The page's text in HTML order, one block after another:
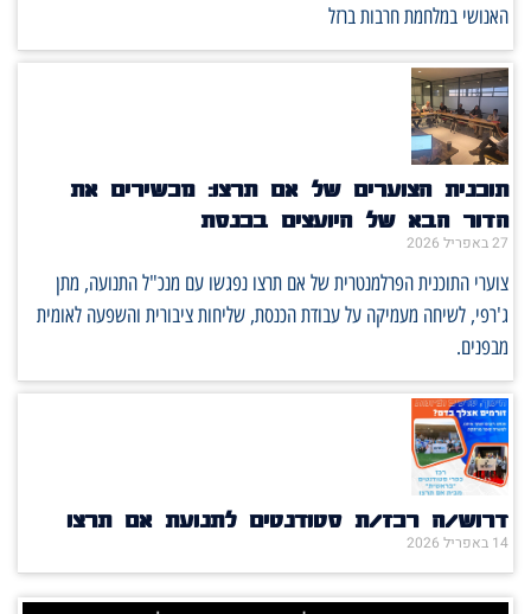
האנושי במלחמת חרבות ברזל
תוכנית הצוערים של אם תרצו: מכשירים את
הדור הבא של היועצים בכנסת
27 באפריל 2026
צוערי התוכנית הפרלמנטרית של אם תרצו נפגשו עם מנכ"ל התנועה, מתן
ג'רפי, לשיחה מעמיקה על עבודת הכנסת, שליחות ציבורית והשפעה לאומית
מבפנים.
דרוש/ה רכז/ת סטודנטים לתנועת אם תרצו
14 באפריל 2026